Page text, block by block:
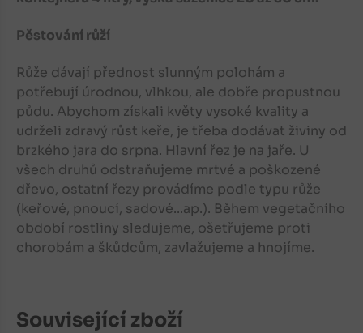
Pěstování růží
Růže dávají přednost slunným polohám a
potřebují úrodnou, vlhkou, ale dobře propustnou
půdu. Abychom získali květy vysoké kvality a
udrželi zdravý růst keře, je třeba dodávat živiny od
brzkého jara do srpna. Hlavní řez je na jaře. U
všech druhů odstraňujeme mrtvé a poškozené
dřevo, ostatní řezy provádíme podle typu růže
(keřové, pnoucí, sadové...ap.). Během vegetačního
období rostliny sledujeme, ošetřujeme proti
chorobám a škůdcům, zavlažujeme a hnojíme.
Související zboží